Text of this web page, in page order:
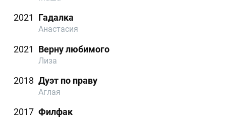
2021 Гадалка
Анастасия
2021 Верну любимого
Лиза
2018 Дуэт по праву
Аглая
2017 Филфак